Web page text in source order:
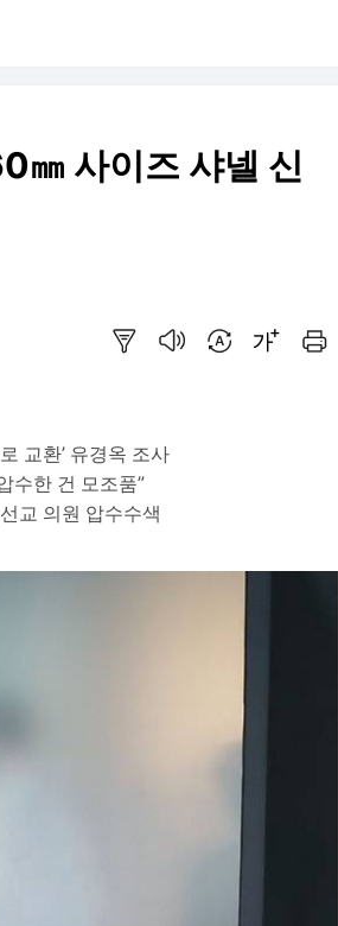
㎜ 사이즈 샤넬 신
교환’ 유경옥 조사
수한 건 모조품”
교 의원 압수수색